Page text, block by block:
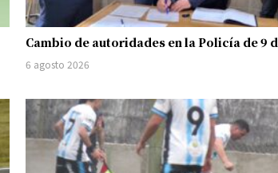
Cambio de autoridades en la Policía de 9
6 agosto 2026